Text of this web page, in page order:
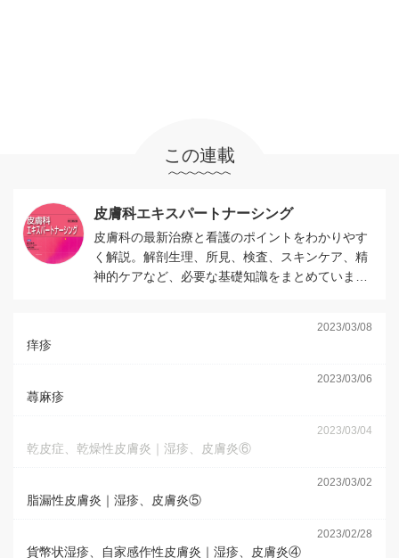
この連載
皮膚科エキスパートナーシング
皮膚科の最新治療と看護のポイントをわかりやす
く解説。解剖生理、所見、検査、スキンケア、精
神的ケアなど、必要な基礎知識をまとめていま
2023/03/08
痒疹
2023/03/06
蕁麻疹
2023/03/04
乾皮症、乾燥性皮膚炎｜湿疹、皮膚炎⑥
2023/03/02
脂漏性皮膚炎｜湿疹、皮膚炎⑤
2023/02/28
貨幣状湿疹、自家感作性皮膚炎｜湿疹、皮膚炎④